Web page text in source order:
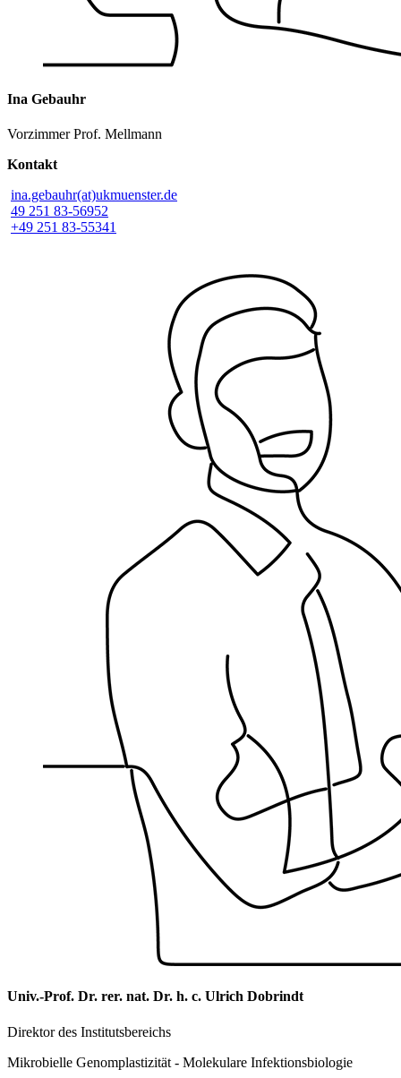
Ina Gebauhr
Vorzimmer Prof. Mellmann
Kontakt
ina.gebauhr(at)ukmuenster.de
49 251 83-56952
+49 251 83-55341
Univ.-Prof. Dr. rer. nat. Dr. h. c. Ulrich Dobrindt
Direktor des Institutsbereichs
Mikrobielle Genomplastizität - Molekulare Infektionsbiologie